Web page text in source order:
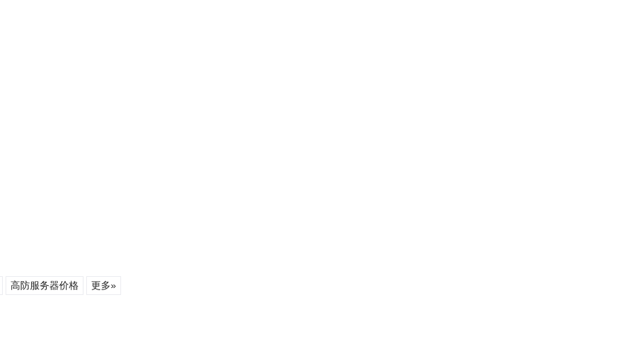
高防服务器价格 更多»